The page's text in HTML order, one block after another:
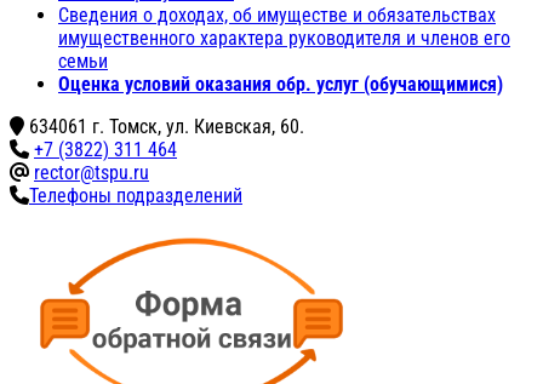
Сведения о доходах, об имуществе и обязательствах
имущественного характера руководителя и членов его
семьи
Оценка условий оказания обр. услуг (обучающимися)
634061 г. Томск, ул. Киевская, 60.
+7 (3822) 311 464
rector@tspu.ru
Телефоны подразделений